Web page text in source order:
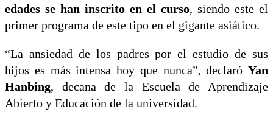
edades se han inscrito en el curso, siendo este el
primer programa de este tipo en el gigante asiático.
“La ansiedad de los padres por el estudio de sus
hijos es más intensa hoy que nunca”, declaró Yan
Hanbing, decana de la Escuela de Aprendizaje
Abierto y Educación de la universidad.